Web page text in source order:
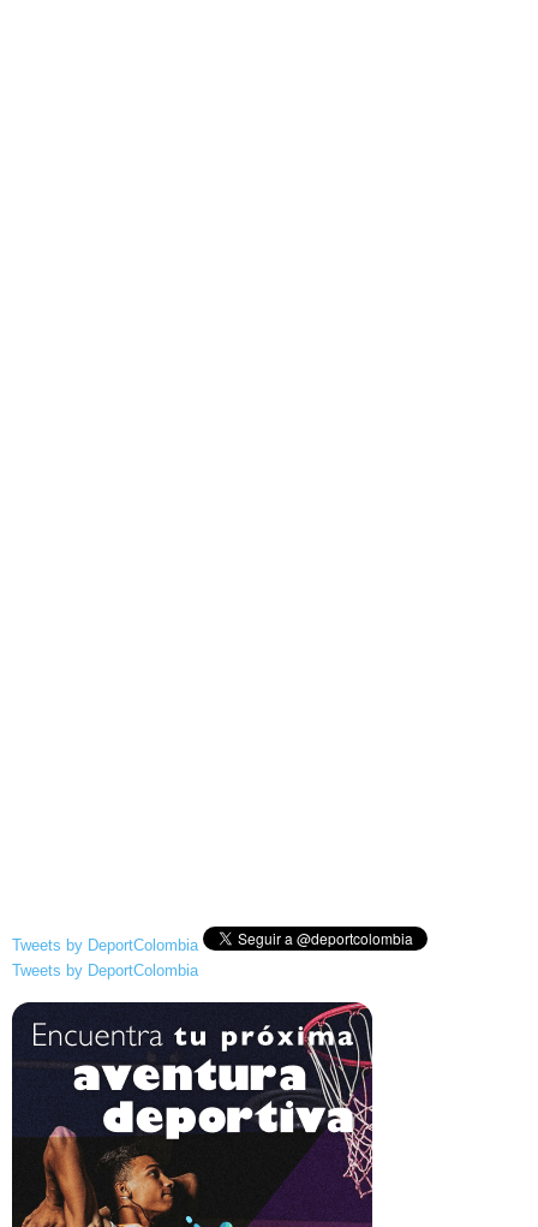
Tweets by DeportColombia
Tweets by DeportColombia